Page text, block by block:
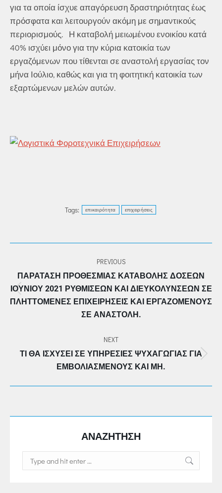
για τα οποία ίσχυε απαγόρευση δραστηριότητας έως
πρόσφατα και λειτουργούν ακόμη με σημαντικούς
περιορισμούς. Η καταβολή μειωμένου ενοικίου κατά
40% ισχύει μόνο για την κύρια κατοικία των
εργαζόμενων που τίθενται σε αναστολή εργασίας τον
μήνα Ιούλιο, καθώς και για τη φοιτητική κατοικία των
εξαρτώμενων μελών αυτών.
Tags: επικαιρότητα επιχειρήσεις
PREVIOUS
Previous
post:
ΠΑΡΆΤΑΣΗ ΠΡΟΘΕΣΜΊΑΣ ΚΑΤΑΒΟΛΉΣ ΔΌΣΕΩΝ
ΙΟΥΝΊΟΥ 2021 ΡΥΘΜΊΣΕΩΝ ΚΑΙ ΔΙΕΥΚΟΛΎΝΣΕΩΝ ΣΕ
ΠΛΗΤΤΌΜΕΝΕΣ ΕΠΙΧΕΙΡΉΣΕΙΣ ΚΑΙ ΕΡΓΑΖΟΜΈΝΟΥΣ
ΣΕ ΑΝΑΣΤΟΛΉ.
NEXT
Next
post:
ΤΙ ΘΑ ΙΣΧΎΣΕΙ ΣΕ ΥΠΗΡΕΣΊΕΣ ΨΥΧΑΓΩΓΊΑΣ ΓΙΑ
ΕΜΒΟΛΙΑΣΜΈΝΟΥΣ ΚΑΙ ΜΗ.
ΑΝΑΖΗΤΗΣΗ
Search: